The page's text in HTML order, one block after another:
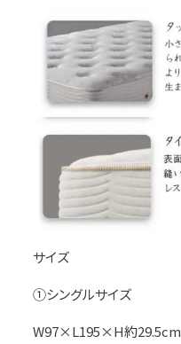
サイズ
①シングルサイズ
W97×L195×H約29.5cm